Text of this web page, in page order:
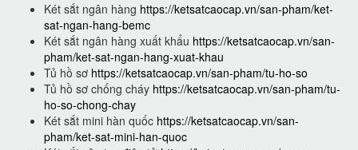
Két sắt ngân hàng https://ketsatcaocap.vn/san-pham/ket-
sat-ngan-hang-bemc
Két sắt ngân hàng xuất khẩu https://ketsatcaocap.vn/san-
pham/ket-sat-ngan-hang-xuat-khau
Tủ hồ sơ https://ketsatcaocap.vn/san-pham/tu-ho-so
Tủ hồ sơ chống cháy https://ketsatcaocap.vn/san-pham/tu-
ho-so-chong-chay
Két sắt mini hàn quốc https://ketsatcaocap.vn/san-
pham/ket-sat-mini-han-quoc